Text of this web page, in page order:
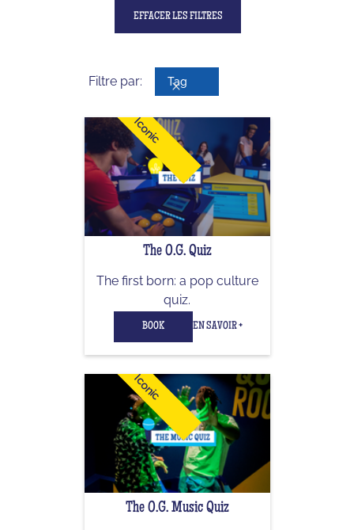
EFFACER LES FILTRES
Filtre par: Tag
Iconic
The O.G. Quiz
The first born: a pop culture
quiz.
BOOK EN SAVOIR +
Iconic
The O.G. Music Quiz